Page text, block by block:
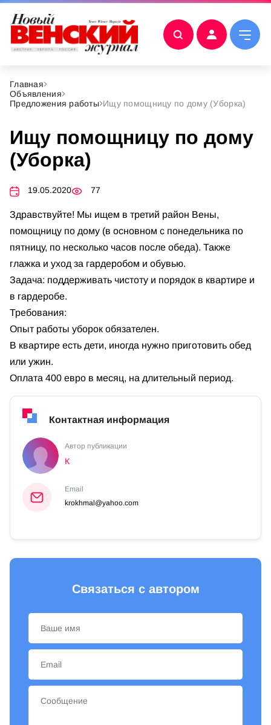
Главная
Объявления
Предложения работы Ищу помощницу по дому (Уборка)
Ищу помощницу по дому
(Уборка)
19.05.2020 77
Здравствуйте! Мы ищем в третий район Вены,
помощницу по дому (в основном с понедельника по
пятницу, по несколько часов после обеда). Также
глажка и уход за гардеробом и обувью.
Задача: поддерживать чистоту и порядок в квартире и
в гардеробе.
Требования:
Опыт работы уборок обязателен.
В квартире есть дети, иногда нужно приготовить обед
или ужин.
Оплата 400 евро в месяц, на длительный период.
Контактная информация
Автор публикации
К
Email
krokhmal@yahoo.com
Связаться с автором